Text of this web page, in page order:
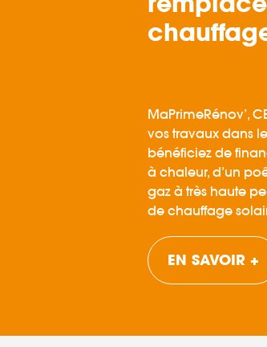
MaPrimeRénov’,
vos travaux dans
bénéficiez de
à chaleur, d’un
gaz à très haute
de chauffage
EN SAVOIR +